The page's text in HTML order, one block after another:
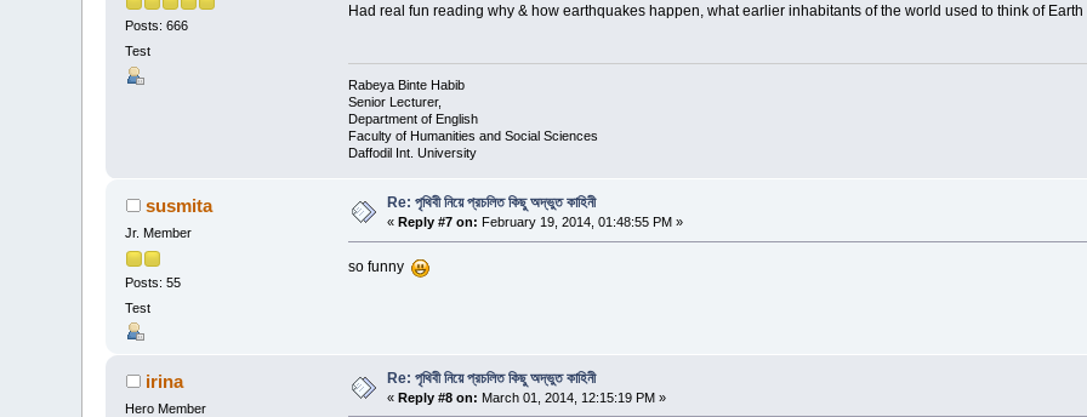
Posts: 666
Test
Had real fun reading why & how earthquakes happen, what earlier inhabitants of the world used to think of
Rabeya Binte Habib
Senior Lecturer,
Department of English
Faculty of Humanities and Social Sciences
Daffodil Int. University
susmita
Jr. Member
Posts: 55
Test
Re: পৃথিবী নিয়ে প্রচলিত কিছু অদ্ভুত কাহিনী
« Reply #7 on: February 19, 2014, 01:48:55 PM »
so funny
irina
Hero Member
Re: পৃথিবী নিয়ে প্রচলিত কিছু অদ্ভুত কাহিনী
«Reply #8 on: March 01, 2014, 12:15:19 PM »